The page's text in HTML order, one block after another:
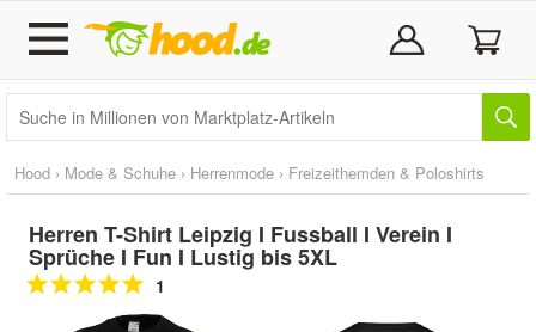
Hood › Mode & Schuhe › Herrenmode › Freizeithemden & Poloshirts
Herren T-Shirt Leipzig I Fussball I Verein I
Sprüche I Fun I Lustig bis 5XL
1